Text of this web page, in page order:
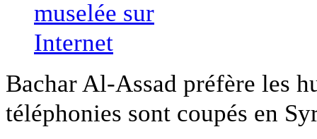
Bachar Al-Assad préfère les
téléphonies sont coupés en